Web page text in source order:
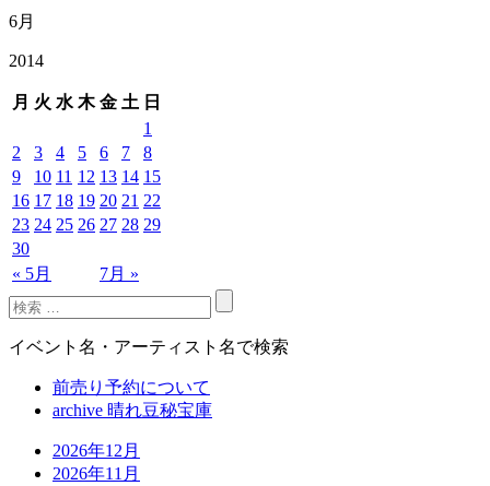
6月
2014
月 火 水 木 金 土 日
« 5月 7月 »
1
2
3 4 5 6 7
8
9
10 11 12 13 14 15
16 17 18 19 20 21 22
23 24 25 26 27 28 29
30
イベント名・アーティスト名で検索
前売り予約について
archive 晴れ豆秘宝庫
2026年12月
2026年11月